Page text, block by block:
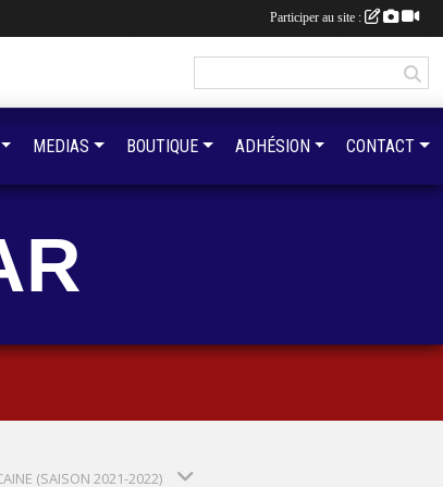
(SAISON 2021-2022)
MEDIAS BOUTIQUE ADHÉSION CONTACT
Participer au site :